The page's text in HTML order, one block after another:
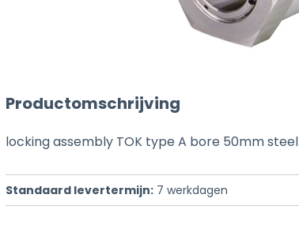
Productomschrijving
locking assembly TOK type A bore 50mm steel
Standaard levertermijn: 7 werkdagen